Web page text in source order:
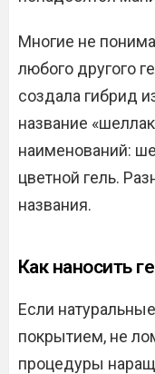
Многие не
любого другого
создала гибрид
название
наименований:
цветной гель.
названия.
Как наносить
Если
покрытием, не
процедуры